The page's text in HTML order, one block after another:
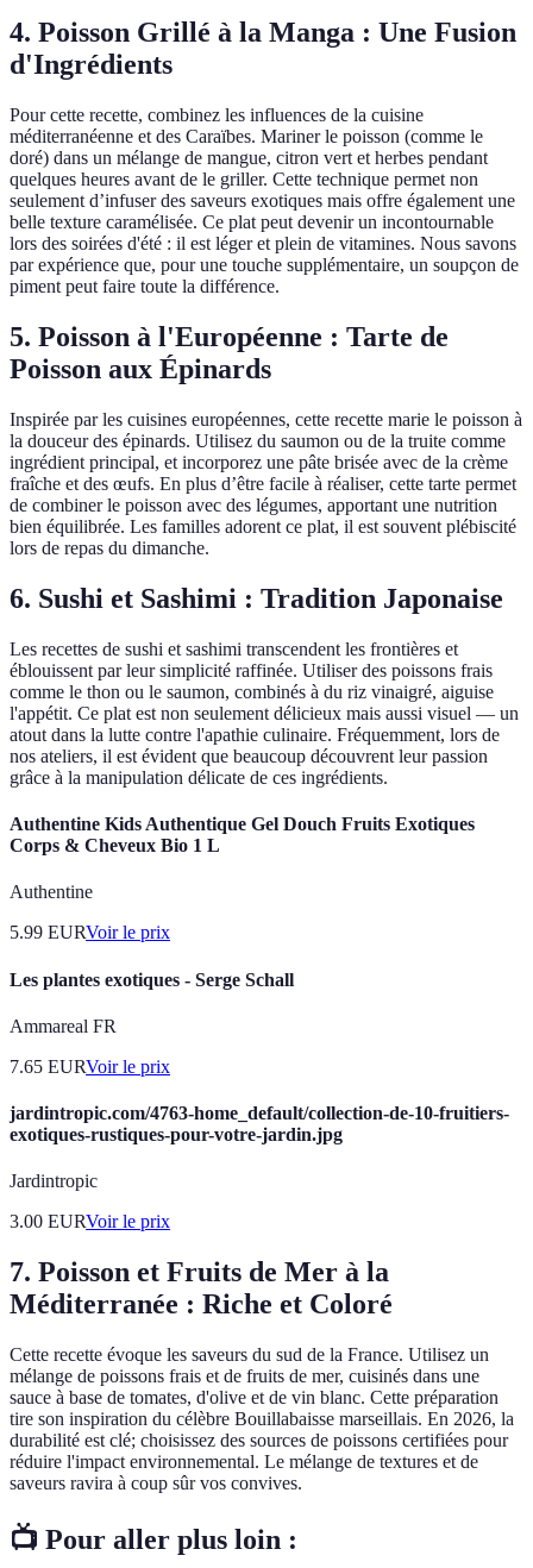
4. Poisson Grillé à la Manga : Une Fusion
d'Ingrédients
Pour cette recette, combinez les influences de la cuisine
méditerranéenne et des Caraïbes. Mariner le poisson (comme le
doré) dans un mélange de mangue, citron vert et herbes pendant
quelques heures avant de le griller. Cette technique permet non
seulement d’infuser des saveurs exotiques mais offre également une
belle texture caramélisée. Ce plat peut devenir un incontournable
lors des soirées d'été : il est léger et plein de vitamines. Nous savons
par expérience que, pour une touche supplémentaire, un soupçon de
piment peut faire toute la différence.
5. Poisson à l'Européenne : Tarte de
Poisson aux Épinards
Inspirée par les cuisines européennes, cette recette marie le poisson à
la douceur des épinards. Utilisez du saumon ou de la truite comme
ingrédient principal, et incorporez une pâte brisée avec de la crème
fraîche et des œufs. En plus d’être facile à réaliser, cette tarte permet
de combiner le poisson avec des légumes, apportant une nutrition
bien équilibrée. Les familles adorent ce plat, il est souvent plébiscité
lors de repas du dimanche.
6. Sushi et Sashimi : Tradition Japonaise
Les recettes de sushi et sashimi transcendent les frontières et
éblouissent par leur simplicité raffinée. Utiliser des poissons frais
comme le thon ou le saumon, combinés à du riz vinaigré, aiguise
l'appétit. Ce plat est non seulement délicieux mais aussi visuel — un
atout dans la lutte contre l'apathie culinaire. Fréquemment, lors de
nos ateliers, il est évident que beaucoup découvrent leur passion
grâce à la manipulation délicate de ces ingrédients.
Authentine Kids Authentique Gel Douch Fruits Exotiques
Corps & Cheveux Bio 1 L
Authentine
5.99 EURVoir le prix
Les plantes exotiques - Serge Schall
Ammareal FR
7.65 EURVoir le prix
jardintropic.com/4763-home_default/collection-de-10-fruitiers-
exotiques-rustiques-pour-votre-jardin.jpg
Jardintropic
3.00 EURVoir le prix
7. Poisson et Fruits de Mer à la
Méditerranée : Riche et Coloré
Cette recette évoque les saveurs du sud de la France. Utilisez un
mélange de poissons frais et de fruits de mer, cuisinés dans une
sauce à base de tomates, d'olive et de vin blanc. Cette préparation
tire son inspiration du célèbre Bouillabaisse marseillais. En 2026, la
durabilité est clé; choisissez des sources de poissons certifiées pour
réduire l'impact environnemental. Le mélange de textures et de
saveurs ravira à coup sûr vos convives.
📺 Pour aller plus loin :